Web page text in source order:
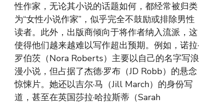
性作家，无论其小说的话题如何，都经常被归类
为“女性小说作家”，似乎完全不鼓励或排除男性
读者。此外，出版商倾向于将作者纳入流派，这
使得他们越来越难以写作超出预期。例如，诺拉·
罗伯茨（Nora Roberts）主要以自己的名字写浪
漫小说，但占据了杰德·罗布（JD Robb）的悬念
惊悚片。她还以吉尔·马（Jill March）的身份写
道，甚至在英国莎拉·哈拉斯蒂（Sarah